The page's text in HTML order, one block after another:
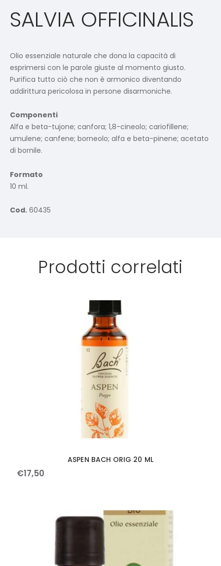
SALVIA OFFICINALIS
Olio essenziale naturale che dona la capacità di
esprimersi con le parole giuste al momento giusto.
Purifica tutto ciò che non è armonico diventando
addirittura pericolosa in persone disarmoniche.
Componenti
Alfa e beta-tujone; canfora; 1,8-cineolo; cariofillene;
umulene; canfene; borneolo; alfa e beta-pinene; acetato
di bornile.
Formato
10 ml.
Cod. 60435
Prodotti correlati
ASPEN BACH ORIG 20 ML
€17,50